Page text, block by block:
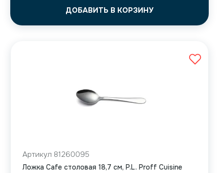
ДОБАВИТЬ В КОРЗИНУ
Артикул 81260095
Ложка Cafe столовая 18,7 см, P.L. Proff Cuisine